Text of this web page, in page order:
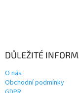
DŮLEŽITÉ
O nás
Obchodní podmínky